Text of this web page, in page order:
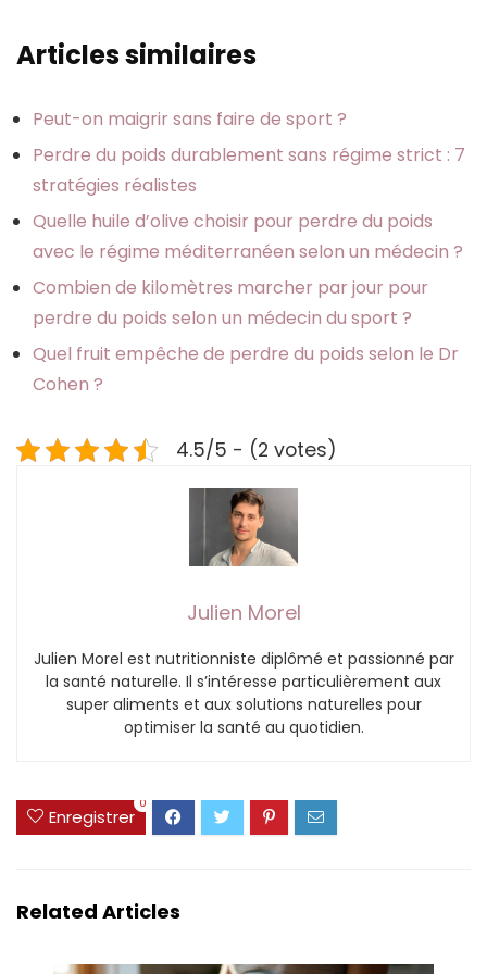
Articles similaires
Peut-on maigrir sans faire de sport ?
Perdre du poids durablement sans régime strict : 7
stratégies réalistes
Quelle huile d’olive choisir pour perdre du poids
avec le régime méditerranéen selon un médecin ?
Combien de kilomètres marcher par jour pour
perdre du poids selon un médecin du sport ?
Quel fruit empêche de perdre du poids selon le Dr
Cohen ?
4.5/5 - (2 votes)
Julien Morel
Julien Morel est nutritionniste diplômé et passionné par
la santé naturelle. Il s’intéresse particulièrement aux
super aliments et aux solutions naturelles pour
optimiser la santé au quotidien.
Enregistrer
0
Related Articles